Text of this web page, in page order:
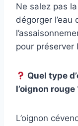
Ne salez pas
dégorger
pour préserver
Quel type
l’oignon rouge
L’oignon